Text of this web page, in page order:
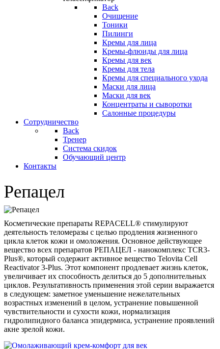
Back
Очищение
Тоники
Пилинги
Кремы для лица
Кремы-флюиды для лица
Кремы для век
Кремы для тела
Кремы для специального ухода
Маски для лица
Маски для век
Концентраты и сыворотки
Салонные процедуры
Сотрудничество
Back
Тренер
Система скидок
Обучающий центр
Контакты
Репацел
Косметические препараты REPACELL® стимулируют
деятельность теломеразы с целью продления жизненного
цикла клеток кожи и омоложения. Основное действующее
вещество всех препаратов РЕПАЦЕЛ - нанокомплекс TCR3-
Plus®, который содержит активное вещество Telovita Cell
Reactivator 3-Plus. Этот компонент продлевает жизнь клеток,
увеличивает их способность делиться до 5 дополнительных
циклов. Результативность применения этой серии выражается
в следующем: заметное уменьшение нежелательных
возрастных изменений в целом, устранение повышенной
чувствительности и сухости кожи, нормализация
гидролипидного баланса эпидермиса, устранение проявлений
акне зрелой кожи.